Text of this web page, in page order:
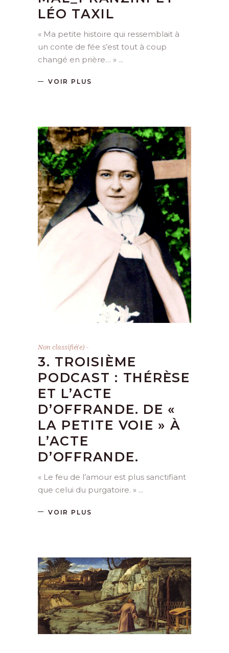
LÉO TAXIL
« Ma petite histoire qui ressemblait à
un conte de fée s’est tout à coup
changé en prière… »
VOIR PLUS
Non classifié(e)
3. TROISIÈME
PODCAST : THÉRÈSE
ET L’ACTE
D’OFFRANDE. DE «
LA PETITE VOIE » À
L’ACTE
D’OFFRANDE.
« Le feu de l’amour est plus sanctifiant
que celui du purgatoire. »
VOIR PLUS